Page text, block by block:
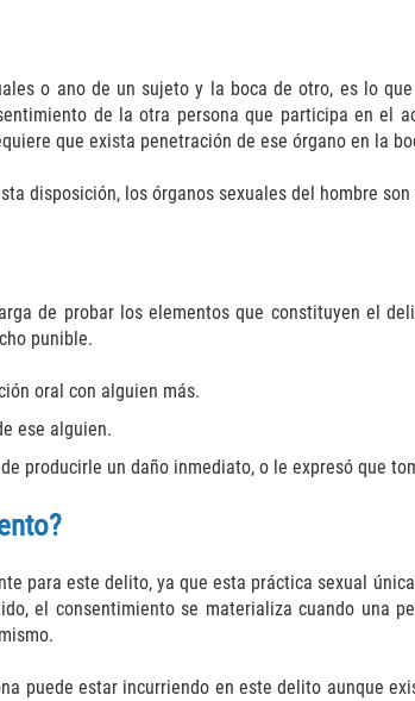
o ano de un sujeto y la boca de otro, es lo
de la otra persona que participa en el
que exista penetración de ese órgano en la
disposición, los órganos sexuales del hombre
de probar los elementos que constituyen el
punible.
oral con alguien más.
ese alguien.
producirle un daño inmediato, o le expresó que
para este delito, ya que esta práctica sexual
el consentimiento se materializa cuando una
puede estar incurriendo en este delito aunque